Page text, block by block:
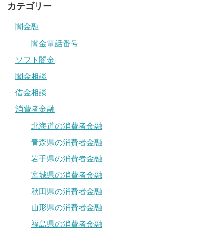
カテゴリー
闇金融
闇金電話番号
ソフト闇金
闇金相談
借金相談
消費者金融
北海道の消費者金融
青森県の消費者金融
岩手県の消費者金融
宮城県の消費者金融
秋田県の消費者金融
山形県の消費者金融
福島県の消費者金融